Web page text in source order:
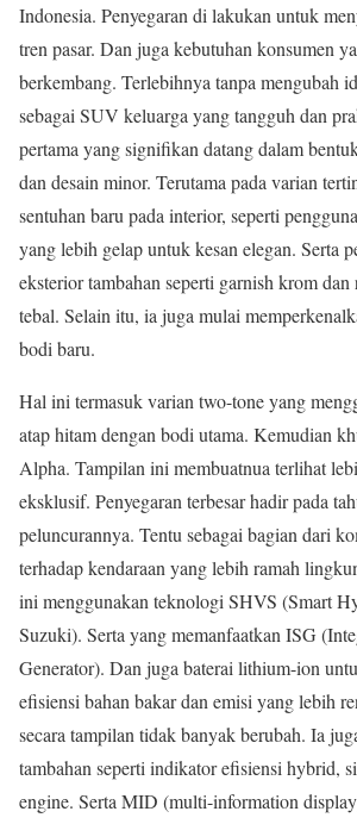
Indonesia. Penyegaran di lakukan untuk
tren pasar. Dan juga kebutuhan konsumen
berkembang. Terlebihnya tanpa mengubah
sebagai SUV keluarga yang tangguh dan
pertama yang signifikan datang dalam
dan desain minor. Terutama pada varian
sentuhan baru pada interior, seperti
yang lebih gelap untuk kesan elegan. Serta
eksterior tambahan seperti garnish krom
tebal. Selain itu, ia juga mulai
bodi baru.
Hal ini termasuk varian two-tone yang
atap hitam dengan bodi utama. Kemudian
Alpha. Tampilan ini membuatnua terlihat
eksklusif. Penyegaran terbesar hadir pada
peluncurannya. Tentu sebagai bagian dari
terhadap kendaraan yang lebih ramah
ini menggunakan teknologi SHVS (Smart
Suzuki). Serta yang memanfaatkan ISG
Generator). Dan juga baterai lithium-ion
efisiensi bahan bakar dan emisi yang lebih
secara tampilan tidak banyak berubah. Ia
tambahan seperti indikator efisiensi hybrid,
engine. Serta MID (multi-information